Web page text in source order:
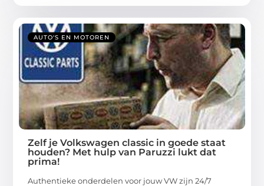
AUTO'S EN MOTOREN
Zelf je Volkswagen classic in goede staat
houden? Met hulp van Paruzzi lukt dat
prima!
Authentieke onderdelen voor jouw VW zijn 24/7